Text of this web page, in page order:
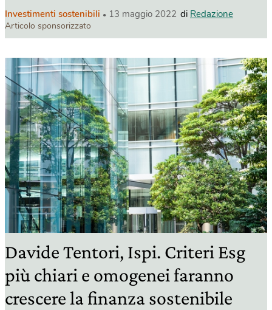
Investimenti sostenibili 13 maggio 2022 di Redazione
Articolo sponsorizzato
Davide Tentori, Ispi. Criteri Esg
più chiari e omogenei faranno
crescere la finanza sostenibile